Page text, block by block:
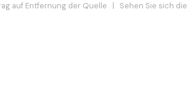
auf Entfernung der Quelle | Sehen Sie sich